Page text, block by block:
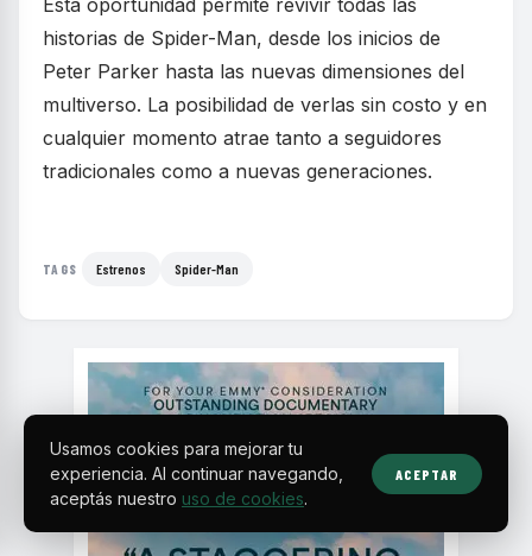
historias de Spider-Man, desde los inicios de
Peter Parker hasta las nuevas dimensiones del
multiverso. La posibilidad de verlas sin costo y en
cualquier momento atrae tanto a seguidores
tradicionales como a nuevas generaciones.
TAGS Estrenos Spider-Man
Usamos cookies para mejorar tu
experiencia. Al continuar navegando,
aceptás nuestro uso de cookies.
ACEPTAR